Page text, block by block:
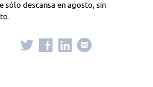
sólo descansa en agosto, sin